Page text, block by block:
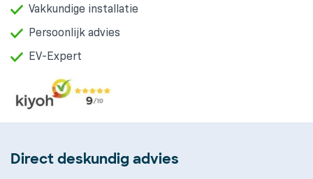
Vakkundige installatie
Persoonlijk advies
EV-Expert
Direct deskundig advies